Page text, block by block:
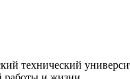
технический